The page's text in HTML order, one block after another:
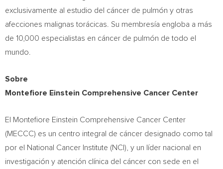
exclusivamente al estudio del cáncer de pulmón y otras
afecciones malignas torácicas. Su membresía engloba a más
de 10,000 especialistas en cáncer de pulmón de todo el
mundo.
Sobre
Montefiore Einstein Comprehensive Cancer Center
El Montefiore Einstein Comprehensive Cancer Center
(MECCC) es un centro integral de cáncer designado como tal
por el National Cancer Institute (NCI), y un líder nacional en
investigación y atención clínica del cáncer con sede en el